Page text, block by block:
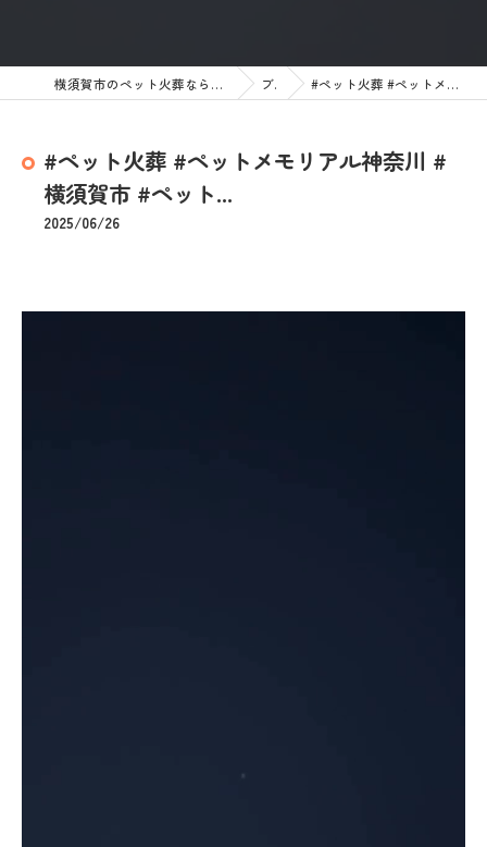
横須賀市のペット火葬なら訪問ペット火葬 ペットメモリアル神奈川 ブログ #ペット火葬 #ペットメモリアル神奈川 #横須賀市 #ペット...
#ペット火葬 #ペットメモリアル神奈川 #
横須賀市 #ペット...
2025/06/26